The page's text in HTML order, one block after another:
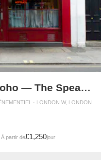
Greek Street, Soho — The Speakeasy Event Space
· LONDON W, LONDON
À partir de£1,250/jour